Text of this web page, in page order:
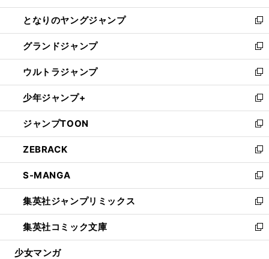
開
く
ン
ド
ウ
で
開
く
ウ
ィ
ン
ド
ウ
で
開
く
し
い
ウ
ィ
ン
ド
ウ
で
開
く
となりのヤングジャンプ
新
し
い
ウ
ィ
ン
ド
ウ
で
開
く
グランドジャンプ
新
し
い
ウ
ィ
ン
ド
ウ
で
開
く
ウルトラジャンプ
新
し
い
ウ
ィ
ン
ド
ウ
で
開
く
少年ジャンプ+
新
し
い
ウ
ィ
ン
ド
ウ
で
開
く
ジャンプTOON
新
し
い
ウ
ィ
ン
ド
ウ
で
開
ZEBRACK
新
し
い
ウ
ィ
ン
ド
ウ
S-MANGA
新
し
い
ウ
ィ
ン
集英社ジャンプリミックス
新
し
い
ウ
集英社コミック文庫
新
し
少女マンガ